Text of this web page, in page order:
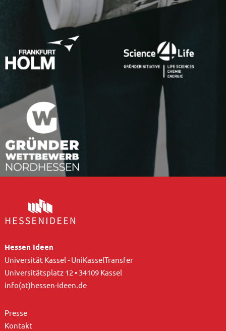
Hessen Ideen
Universität Kassel - UniKasselTransfer
Universitätsplatz 12 • 34109 Kassel
info(at)hessen-ideen.de
Presse
Kontakt